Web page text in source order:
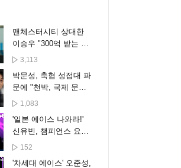
맨체스터시티 상대한
이승우 "300억 받는 선
수랑 같겠어요?"
3,113
박문성, 축협 성접대 파
문에 "천박, 국제 문제
비화될 수도"
1,083
'일본 에이스 나와라!'
신유빈, 챔피언스 요코
하마 8강 진출 [스포타
152
'차세대 에이스' 오준성,